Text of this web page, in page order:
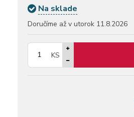
Na sklade
Doručíme až v utorok 11.8.2026
KS